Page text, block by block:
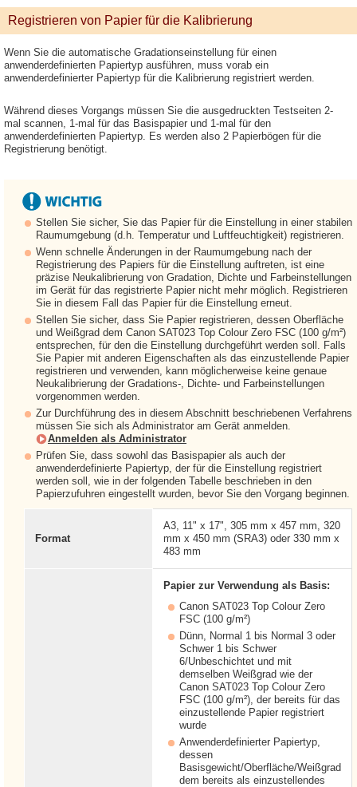
Registrieren von Papier für die Kalibrierung
Wenn Sie die automatische Gradationseinstellung für einen
anwenderdefinierten Papiertyp ausführen, muss vorab ein
anwenderdefinierter Papiertyp für die Kalibrierung registriert werden.
Während dieses Vorgangs müssen Sie die ausgedruckten Testseiten 2-
mal scannen, 1-mal für das Basispapier und 1-mal für den
anwenderdefinierten Papiertyp. Es werden also 2 Papierbögen für die
Registrierung benötigt.
Stellen Sie sicher, Sie das Papier für die Einstellung in einer stabilen
Raumumgebung (d.h. Temperatur und Luftfeuchtigkeit) registrieren.
Wenn schnelle Änderungen in der Raumumgebung nach der
Registrierung des Papiers für die Einstellung auftreten, ist eine
präzise Neukalibrierung von Gradation, Dichte und Farbeinstellungen
im Gerät für das registrierte Papier nicht mehr möglich. Registrieren
Sie in diesem Fall das Papier für die Einstellung erneut.
Stellen Sie sicher, dass Sie Papier registrieren, dessen Oberfläche
und Weißgrad dem Canon SAT023 Top Colour Zero FSC (100 g/m²)
entsprechen, für den die Einstellung durchgeführt werden soll. Falls
Sie Papier mit anderen Eigenschaften als das einzustellende Papier
registrieren und verwenden, kann möglicherweise keine genaue
Neukalibrierung der Gradations-, Dichte- und Farbeinstellungen
vorgenommen werden.
Zur Durchführung des in diesem Abschnitt beschriebenen Verfahrens
müssen Sie sich als Administrator am Gerät anmelden.
Anmelden als Administrator
Prüfen Sie, dass sowohl das Basispapier als auch der
anwenderdefinierte Papiertyp, der für die Einstellung registriert
werden soll, wie in der folgenden Tabelle beschrieben in den
Papierzufuhren eingestellt wurden, bevor Sie den Vorgang beginnen.
Format
A3, 11" x 17", 305 mm x 457 mm, 320
mm x 450 mm (SRA3) oder 330 mm x
483 mm
Papier zur Verwendung als Basis:
Canon SAT023 Top Colour Zero
FSC (100 g/m²)
Dünn, Normal 1 bis Normal 3 oder
Schwer 1 bis Schwer
6/Unbeschichtet und mit
demselben Weißgrad wie der
Canon SAT023 Top Colour Zero
FSC (100 g/m²), der bereits für das
einzustellende Papier registriert
wurde
Anwenderdefinierter Papiertyp,
dessen
Basisgewicht/Oberfläche/Weißgrad
dem bereits als einzustellendes